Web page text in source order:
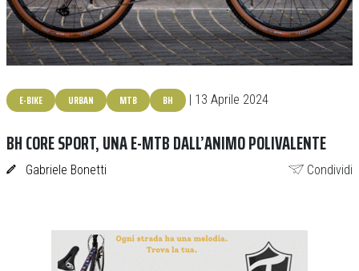
E-BIKE URBAN MTB BH | 13 Aprile 2024
BH CORE SPORT, UNA E-MTB DALL’ANIMO POLIVALENTE
Gabriele Bonetti Condividi